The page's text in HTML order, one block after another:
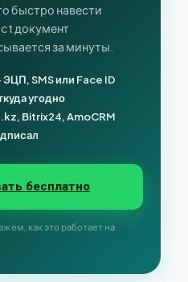
быстро навести
документ
за минуты.
SMS или Face ID
угодно
Bitrix24, AmoCRM
бесплатно
как это работает на